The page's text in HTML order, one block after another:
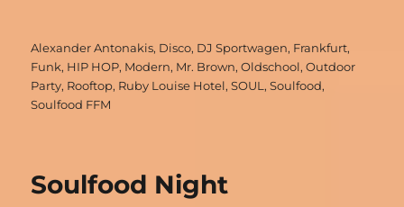
Schlagwörter
Alexander Antonakis, Disco, DJ Sportwagen, Frankfurt,
Funk, HIP HOP, Modern, Mr. Brown,Oldschool,Outdoor
Party, Rooftop, Ruby Louise Hotel,SOUL ,Soulfood,
Soulfood FFM
Soulfood Night